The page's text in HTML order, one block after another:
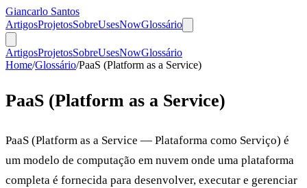
Giancarlo Santos
ArtigosProjetosSobreUsesNowGlossário
ArtigosProjetosSobreUsesNowGlossário
Home/Glossário/PaaS (Platform as a Service)
PaaS (Platform as a Service)
PaaS (Platform as a Service — Plataforma como Serviço) é
um modelo de computação em nuvem onde uma plataforma
completa é fornecida para desenvolver, executar e gerenciar